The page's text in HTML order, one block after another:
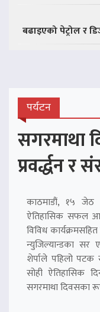
बढाइएको पेट्रोल र
पर्यटन
सगरमाथा
प्रवर्द्धन र
काठमाडौं, १५ जेठ
ऐतिहासिक सफल
विविध
न्युजिल्यान्डका सर
शेर्पाले पहिलो
सोही ऐतिहासिक
सगरमाथा दिवसका